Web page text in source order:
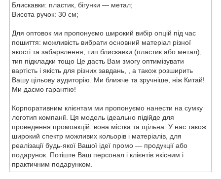
Блискавки: пластик, бігунки — метал;
Висота ручок: 30 см;
Для оптовок ми пропонуємо широкий вибір опцій під час
пошиття: можливість вибрати основний матеріал різної
якості та забарвлення, тип блискавки (пластик або метал),
тип підкладки тощо Це дасть Вам змогу оптимізувати
вартість і якість для різних завдань, , а також розширить
Вашу цільову аудиторію. Ми ближче та зручніше, ніж Китай!
Ми даємо гарантію!
Корпоративним клієнтам ми пропонуємо нанести на сумку
логотип компанії. Ця модель ідеально підійде для
проведення промоакцій: вона містка та щільна. У нас також
широкий спектр можливих кольорів і матеріалів, для
реалізації будь-якої Вашої ідеї промо — продукції або
подарунок. Потіште Ваш персонал і клієнтів якісним і
практичним подарунком.